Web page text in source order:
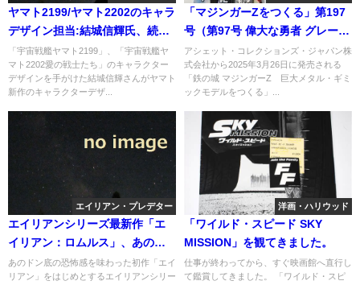
ヤマト2199/ヤマト2202のキャラ
デザイン担当:結城信輝氏、続編
新作にも参加続行！
「宇宙戦艦ヤマト2199」、「宇宙戦艦ヤ
マト2202愛の戦士たち」のキャラクター
デザインを手がけた結城信輝さんがヤマト
新作のキャラクターデザ...
「マジンガーZをつくる」第197
号（第97号 偉大な勇者 グレート
マジンガー 編）
アシェット・コレクションズ・ジャパン株
式会社から2025年3月26日に発売される
「鉄の城 マジンガーZ 巨大メタル・ギミ
ックモデルをつくる」...
エイリアン・プレデター
エイリアンシリーズ最新作「エ
イリアン：ロムルス」、あの恐
怖が再び帰ってくる
あのドン底の恐怖感を味わった初作「エイ
リアン」をはじめとするエイリアンシリー
洋画・ハリウッド
「ワイルド・スピード SKY
MISSION」を観てきました。
仕事が終わってから、すぐ映画館へ直行し
て鑑賞してきました。 「ワイルド・スピ